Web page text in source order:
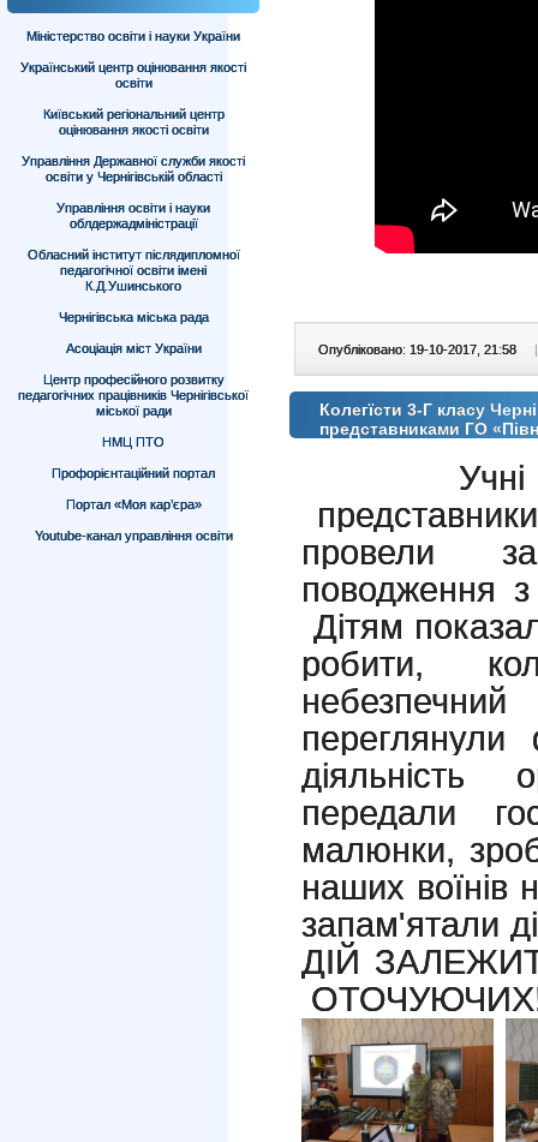
Міністерство освіти і науки України
Український центр оцінювання якості
освіти
Київський регіональний центр
оцінювання якості освіти
Управління Державної служби якості
освіти у Чернігівській області
Управління освіти і науки
облдержадміністрації
Обласний інститут післядипломної
педагогічної освіти імені
К.Д.Ушинського
Чернігівська міська рада
Асоціація міст України
Центр професійного розвитку
педагогічних працівників Чернігівської
міської ради
НМЦ ПТО
Профорієнтаційний портал
Портал «Моя кар’єра»
Youtube-канал управління освіти
Опубліковано: 19-10-2017, 21:58 |
Колегїсти 3-Г класу
представниками ГО
провели
поводження
Дітям
робити,
переглянули
діяльність
передали
малюнки,
наших воїнів
запам'ятали
ДІЙ